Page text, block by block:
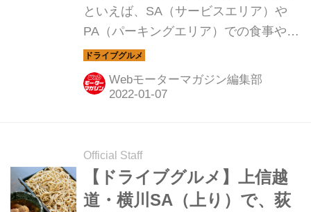
といえば、SA（サービスエリア）や
PA（パーキングエリア）での食事やお
みやげ。今回は、上信越自動車道・横
川SA（上り）のテイクアウトグルメを
紹介しよう。
Webモーターマガジン編集部
Official Staff
【ドライブグルメ】上信越
道・横川SA（上り）で、荻